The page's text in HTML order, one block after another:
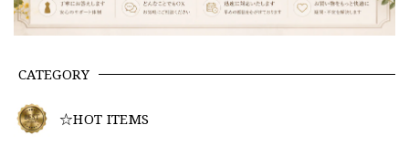
CATEGORY
☆HOT ITEMS